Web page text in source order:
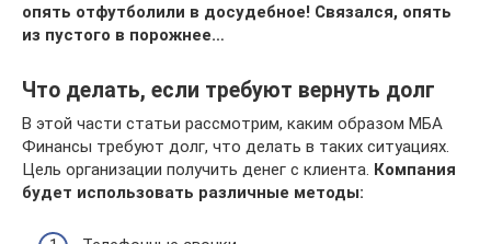
опять отфутболили в досудебное! Связался, опять
из пустого в порожнее…
Что делать, если требуют вернуть долг
В этой части статьи рассмотрим, каким образом МБА
Финансы требуют долг, что делать в таких ситуациях.
Цель организации получить денег с клиента. Компания
будет использовать различные методы: